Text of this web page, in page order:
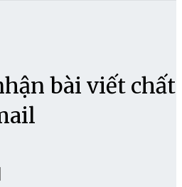
bài viết chất